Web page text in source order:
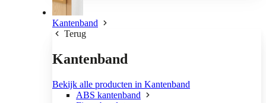
Kantenband
Terug
Kantenband
Bekijk alle producten in Kantenband
ABS kantenband